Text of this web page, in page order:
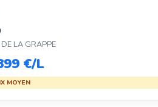
DE LA GRAPPE
€/L
MOYEN